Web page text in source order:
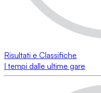
Risultati e Classifiche
I tempi dalle ultime gare